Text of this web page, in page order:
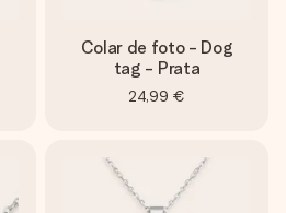
Colar de foto - Dog
tag - Prata
24,99 €